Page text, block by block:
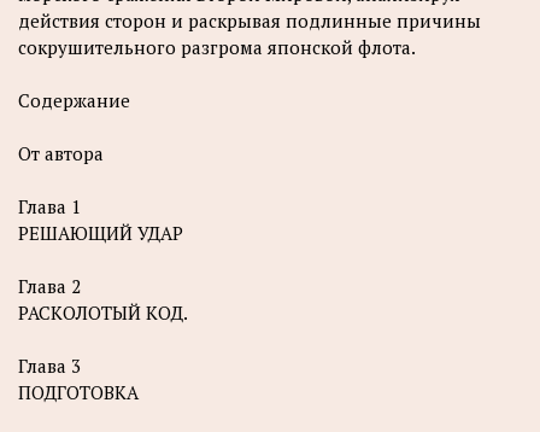
действия сторон и раскрывая подлинные причины
сокрушительного разгрома японской флота.
Содержание
От автора
Глава 1
РЕШАЮЩИЙ УДАР
Глава 2
РАСКОЛОТЫЙ КОД.
Глава 3
ПОДГОТОВКА